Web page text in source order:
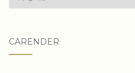
articles
CARENDER